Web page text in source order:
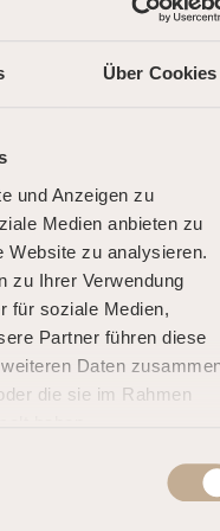
Über Cookies
und Anzeigen zu
Medien anbieten zu
Website zu analysieren.
zu Ihrer Verwendung
für soziale Medien,
Partner führen diese
Daten
die sie im Rahmen
einzelner Personen
oder
oder Religion
oder geistigen
vor, Inhalte dieser
zu melden und zu
jedem
werden wir
uns vor, die Nutzer